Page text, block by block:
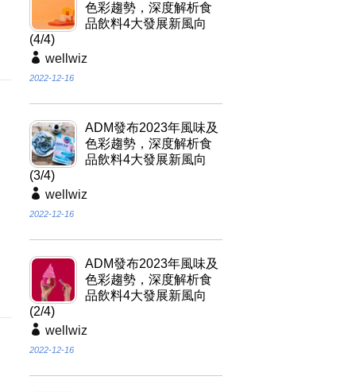
色彩趨勢，深度解析食
品飲料4大發展新風向
(4/4)
wellwiz
2022-12-16
ADM發布2023年風味及
色彩趨勢，深度解析食
品飲料4大發展新風向
(3/4)
wellwiz
2022-12-16
ADM發布2023年風味及
色彩趨勢，深度解析食
品飲料4大發展新風向
(2/4)
wellwiz
2022-12-16